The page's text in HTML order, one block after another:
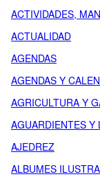
ACTIVIDADES,
ACTUALIDAD
AGENDAS
AGENDAS Y
AGRICULTURA Y
AGUARDIENTES Y
AJEDREZ
ALBUMES